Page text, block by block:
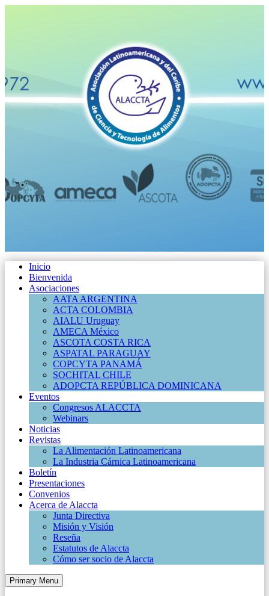
Inicio
Bienvenida
Asociaciones
AATA ARGENTINA
ACTA COLOMBIA
AIALU Uruguay
AMECA México
ASCOTA COSTA RICA
ASPATAL PARAGUAY
COPCYTA PANAMÁ
SOCHITAL CHILE
ADOPCTA REPÚBLICA DOMINICANA
Eventos
Congresos ALACCTA
Webinars
Noticias
Revistas
La Alimentación Latinoamericana
La Industria Cárnica Latinoamericana
Boletín
Presentaciones
Convenios
Acerca de Alaccta
Junta Directiva
Misión y Visión
Reseña
Estatutos de Alaccta
Cómo ser socio de Alaccta
Primary Menu